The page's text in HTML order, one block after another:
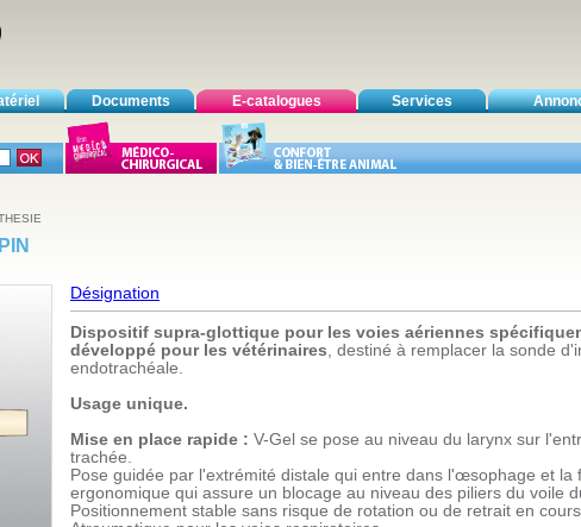
Documents E-catalogues Services
Désignation
Dispositif supra-glottique pour les voies aériennes
développé pour les vétérinaires , destiné à remplacer la sonde
endotrachéale.
Usage unique.
Mise en place rapide : V-Gel se pose au niveau du larynx sur
trachée.
Pose guidée par l'extrémité distale qui entre dans l'œsophage et la
ergonomique qui assure un blocage au niveau des piliers du voile
Positionnement stable sans risque de rotation ou de retrait en cours